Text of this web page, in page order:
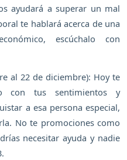
ayudará a superar un mal
te hablará acerca de una
escúchalo con
al 22 de diciembre): Hoy te
con tus sentimientos y
a esa persona especial,
No te promociones como
necesitar ayuda y nadie